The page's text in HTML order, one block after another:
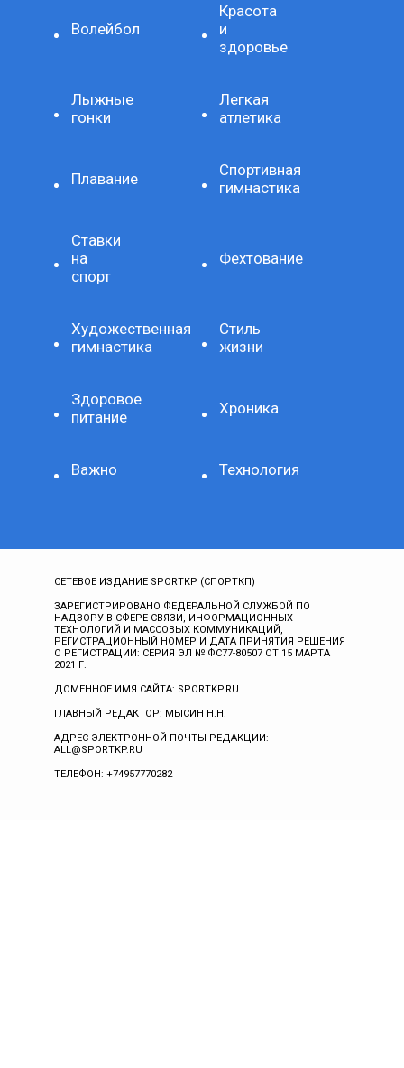
Волейбол
Красота
и
здоровье
Лыжные
гонки
Легкая
атлетика
Плавание
Спортивная
гимнастика
Ставки
на
спорт
Фехтование
Художественная
гимнастика
Стиль
жизни
Здоровое
питание
Хроника
Важно Технология
СЕТЕВОЕ ИЗДАНИЕ SPORTKP (СПОРТКП)
ЗАРЕГИСТРИРОВАНО ФЕДЕРАЛЬНОЙ СЛУЖБОЙ ПО
НАДЗОРУ В СФЕРЕ СВЯЗИ, ИНФОРМАЦИОННЫХ
ТЕХНОЛОГИЙ И МАССОВЫХ КОММУНИКАЦИЙ,
РЕГИСТРАЦИОННЫЙ НОМЕР И ДАТА ПРИНЯТИЯ РЕШЕНИЯ
О РЕГИСТРАЦИИ: СЕРИЯ ЭЛ № ФС77-80507 ОТ 15 МАРТА
2021 Г.
ДОМЕННОЕ ИМЯ САЙТА: SPORTKP.RU
ГЛАВНЫЙ РЕДАКТОР: МЫСИН Н.Н.
АДРЕС ЭЛЕКТРОННОЙ ПОЧТЫ РЕДАКЦИИ:
ALL@SPORTKP.RU
ТЕЛЕФОН: +74957770282